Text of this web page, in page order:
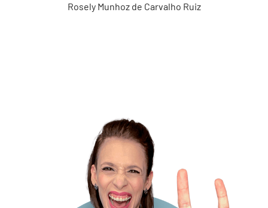
Rosely Munhoz de Carvalho Ruiz